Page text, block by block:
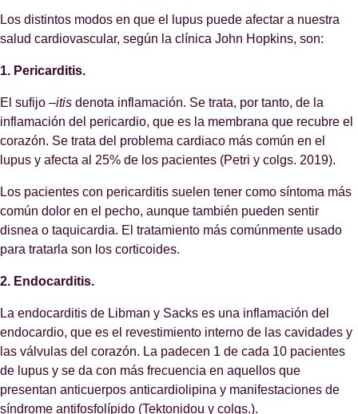
Los distintos modos en que el lupus puede afectar a nuestra
salud cardiovascular, según la clínica John Hopkins, son:
1. Pericarditis.
El sufijo –itis denota inflamación. Se trata, por tanto, de la
inflamación del pericardio, que es la membrana que recubre el
corazón. Se trata del problema cardiaco más común en el
lupus y afecta al 25% de los pacientes (Petri y colgs. 2019).
Los pacientes con pericarditis suelen tener como síntoma más
común dolor en el pecho, aunque también pueden sentir
disnea o taquicardia. El tratamiento más comúnmente usado
para tratarla son los corticoides.
2. Endocarditis.
La endocarditis de Libman y Sacks es una inflamación del
endocardio, que es el revestimiento interno de las cavidades y
las válvulas del corazón. La padecen 1 de cada 10 pacientes
de lupus y se da con más frecuencia en aquellos que
presentan anticuerpos anticardiolipina y manifestaciones de
síndrome antifosfolípido (Tektonidou y colgs.).